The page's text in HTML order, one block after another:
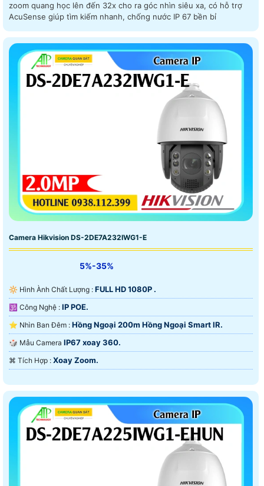
zoom quang học lên đến 32x cho ra góc nhìn siêu xa, có hỗ trợ
AcuSense giúp tìm kiếm nhanh, chống nước IP 67 bền bỉ
Camera Hikvision DS-2DE7A232IWG1-E
5%-35%
🔆 Hình Ành Chất Lượng : FULL HD 1080P .
🕉️ Công Nghệ : IP POE.
⭐ Nhìn Ban Đêm : Hồng Ngoại 200m Hồng Ngoại Smart IR.
🎲 Mẫu Camera IP67 xoay 360.
️⌘ Tích Hợp : Xoay Zoom.